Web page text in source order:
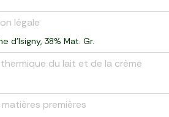
légale
d’Isigny, 38% Mat. Gr.
du lait et de la crème
premières